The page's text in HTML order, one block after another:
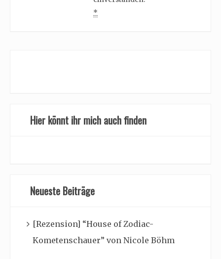
*
Hier könnt ihr mich auch finden
Neueste Beiträge
[Rezension] “House of Zodiac-
Kometenschauer” von Nicole Böhm